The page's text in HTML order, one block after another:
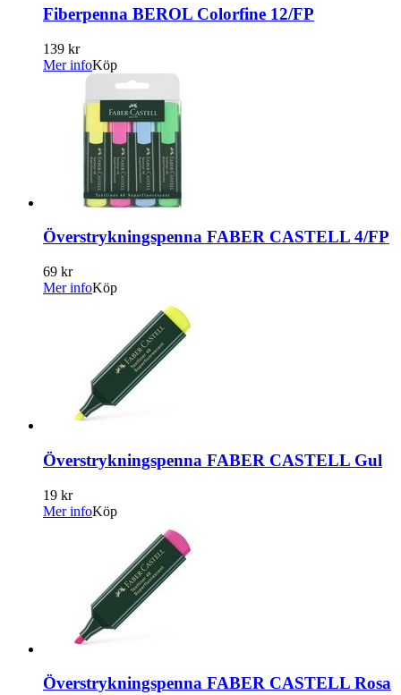
Fiberpenna BEROL Colorfine 12/FP
139 kr
Mer infoKöp
Överstrykningspenna FABER CASTELL 4/FP
69 kr
Mer infoKöp
Överstrykningspenna FABER CASTELL Gul
19 kr
Mer infoKöp
Överstrykningspenna FABER CASTELL Rosa